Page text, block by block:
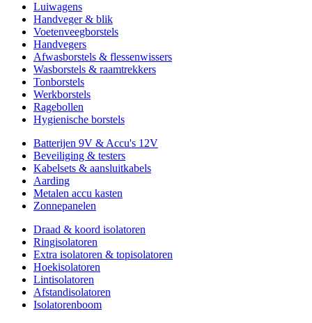
Luiwagens
Handveger & blik
Voetenveegborstels
Handvegers
Afwasborstels & flessenwissers
Wasborstels & raamtrekkers
Tonborstels
Werkborstels
Ragebollen
Hygienische borstels
Batterijen 9V & Accu's 12V
Beveiliging & testers
Kabelsets & aansluitkabels
Aarding
Metalen accu kasten
Zonnepanelen
Draad & koord isolatoren
Ringisolatoren
Extra isolatoren & topisolatoren
Hoekisolatoren
Lintisolatoren
Afstandisolatoren
Isolatorenboom